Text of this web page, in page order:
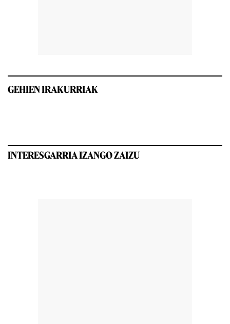
GEHIEN IRAKURRIAK
INTERESGARRIA IZANGO ZAIZU